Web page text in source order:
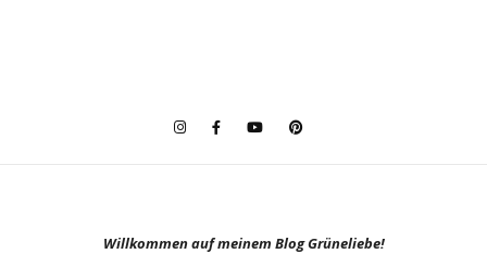
Willkommen auf meinem Blog Grüneliebe!